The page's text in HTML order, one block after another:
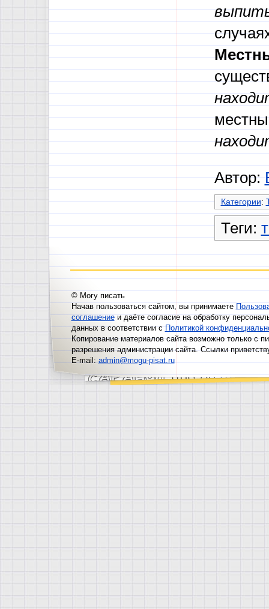
Автор:
Категории:
Теги:
© Могу писать
Начав пользоваться сайтом, вы принимаете
соглашениеи даёте согласие на обработку
данных в соответствии сПолитикой
Копирование материалов сайта возможно только с
разрешения администрации сайта. Ссылки
E-mail:admin@mogu-pisat.ru